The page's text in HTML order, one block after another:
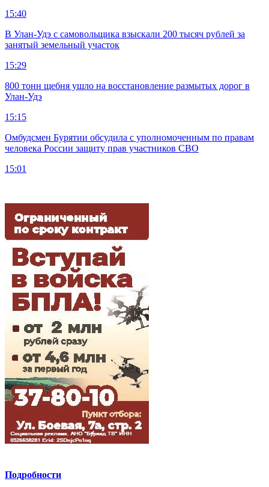
15:40
В Улан-Удэ с самовольщика взыскали 200 тысяч рублей за
занятый земельный участок
15:29
800 тонн щебня ушло на восстановление размытых дорог в
Улан-Удэ
15:15
Омбудсмен Бурятии обсудила с уполномоченным по правам
человека России защиту прав участников СВО
15:01
Подробности